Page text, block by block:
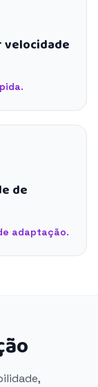
velocidade
de
adaptação.